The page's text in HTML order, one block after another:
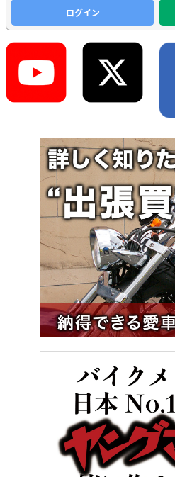
ログイン